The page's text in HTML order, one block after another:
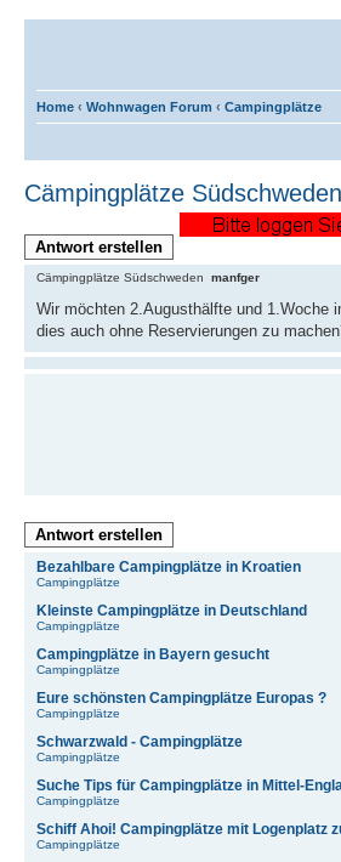
Home ‹ Wohnwagen Forum ‹ Campingplätze
Cämpingplätze Südschweden
Antwort erstellen
Cämpingplätze Südschweden manfger
Wir möchten 2.Augusthälfte und 1.Woche
dies auch ohne Reservierungen zu
Antwort erstellen
Bezahlbare Campingplätze in Kroatien
Campingplätze
Kleinste Campingplätze in Deutschland
Campingplätze
Campingplätze in Bayern gesucht
Campingplätze
Eure schönsten Campingplätze Europas ?
Campingplätze
Schwarzwald - Campingplätze
Campingplätze
Suche Tips für Campingplätze in Mittel-
Campingplätze
Schiff Ahoi! Campingplätze mit Logenplatz
Campingplätze